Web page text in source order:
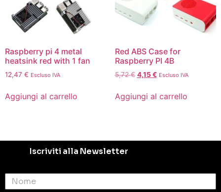
Raspberry pi 4 metal
heatsink red with 1 fan
12,47 € Escluso IVA
Aggiungi al carrello
Red ABS Case for
Raspberry PI 4B
5,72€ 4,15€ Escluso IVA
Aggiungi al carrello
Iscriviti alla Newsletter